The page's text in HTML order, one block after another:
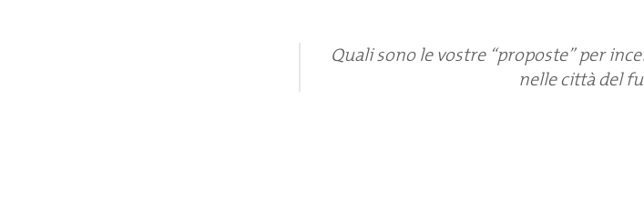
Quali sono le vostre “proposte” per
nelle città del